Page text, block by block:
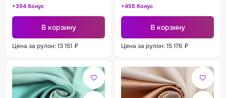
+394 бонус
В корзину
Цена за рулон: 13 151 ₽
+455 бонус
В корзину
Цена за рулон: 15 176 ₽